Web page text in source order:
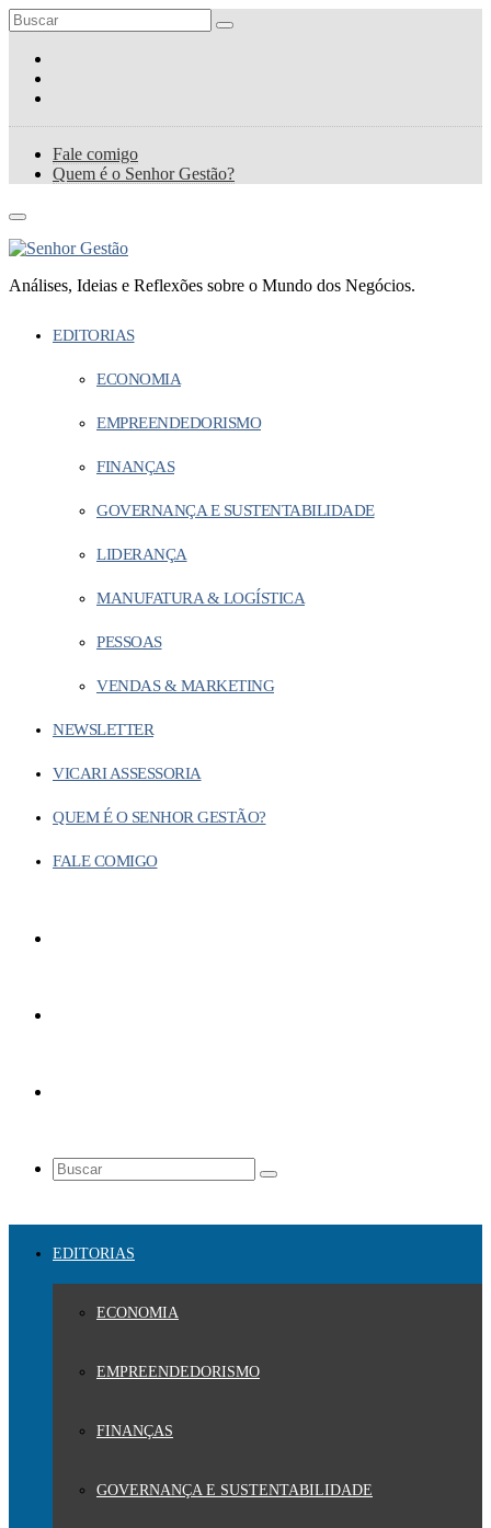
Fale comigo
Quem é o Senhor Gestão?
Análises, Ideias e Reflexões sobre o Mundo dos Negócios.
EDITORIAS
ECONOMIA
EMPREENDEDORISMO
FINANÇAS
GOVERNANÇA E SUSTENTABILIDADE
LIDERANÇA
MANUFATURA & LOGÍSTICA
PESSOAS
VENDAS & MARKETING
NEWSLETTER
VICARI ASSESSORIA
QUEM É O SENHOR GESTÃO?
FALE COMIGO
EDITORIAS
ECONOMIA
EMPREENDEDORISMO
FINANÇAS
GOVERNANÇA E SUSTENTABILIDADE